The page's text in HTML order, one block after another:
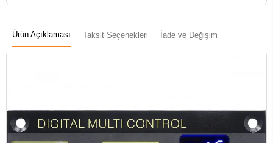
Ürün Açıklaması Taksit Seçenekleri İade ve Değişim